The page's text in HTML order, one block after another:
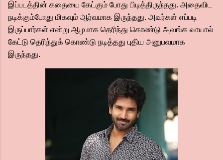
இப்படத்தின் கதையை கேட்கும் போது பிடித்திருந்தது. அதைவிட
நடிக்கும்போது மிகவும் ஆர்வமாக இருந்தது. அவர்கள் எப்படி
இருப்பார்கள் என்று ஆழமாக தெரிந்து கொண்டு அவங்க வாயால்
கேட்டு தெரிந்துக் கொண்டு நடித்தது புதிய அனுபவமாக
இருந்தது.